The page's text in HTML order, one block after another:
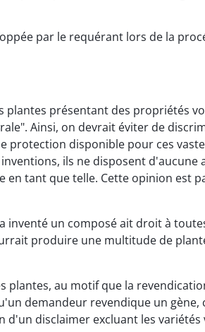
par le requérant lors de la
présentant des propriétés
Ainsi, on devrait éviter de
disponible pour ces
ils ne disposent d'aucune
tant que telle. Cette opinion est
un composé ait droit à
produire une multitude de
au motif que la
demandeur revendique un
disclaimer excluant les variétés